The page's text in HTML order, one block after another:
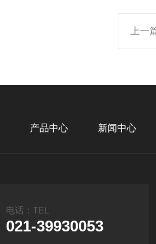
上一
产品中心 新闻中心
电话：TEL
021-39930053